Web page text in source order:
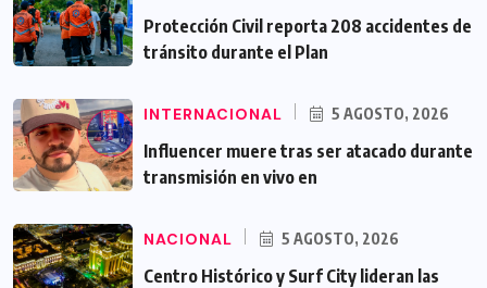
Protección Civil reporta 208 accidentes de
tránsito durante el Plan
INTERNACIONAL 5 AGOSTO, 2026
Influencer muere tras ser atacado durante
transmisión en vivo en
NACIONAL 5 AGOSTO, 2026
Centro Histórico y Surf City lideran las